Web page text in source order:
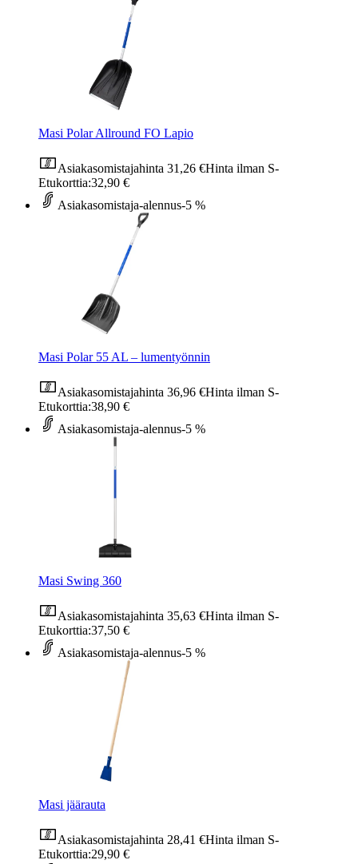
Masi Polar Allround FO Lapio
Asiakasomistajahinta 31,26 €Hinta ilman S-
Etukorttia:32,90 €
Asiakasomistaja-alennus-5 %
Masi Polar 55 AL – lumentyönnin
Asiakasomistajahinta 36,96 €Hinta ilman S-
Etukorttia:38,90 €
Asiakasomistaja-alennus-5 %
Masi Swing 360
Asiakasomistajahinta 35,63 €Hinta ilman S-
Etukorttia:37,50 €
Asiakasomistaja-alennus-5 %
Masi jäärauta
Asiakasomistajahinta 28,41 €Hinta ilman S-
Etukorttia:29,90 €